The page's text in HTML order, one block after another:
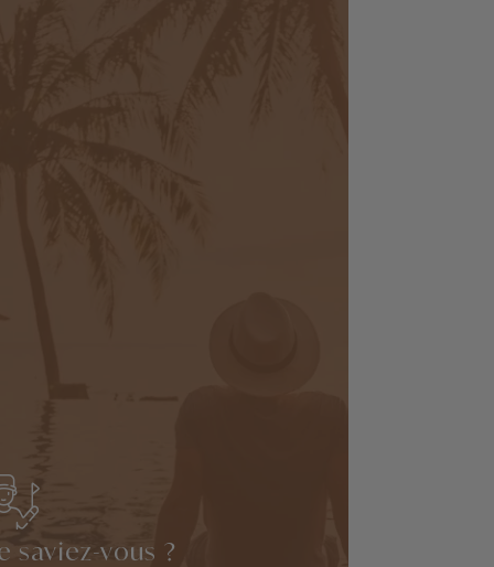
saviez-vous ?